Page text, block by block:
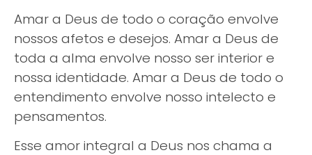
Amar a Deus de todo o coração envolve
nossos afetos e desejos. Amar a Deus de
toda a alma envolve nosso ser interior e
nossa identidade. Amar a Deus de todo o
entendimento envolve nosso intelecto e
pensamentos.
Esse amor integral a Deus nos chama a